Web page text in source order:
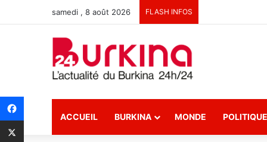
samedi , 8 août 2026 FLASH INFOS
ACCUEIL BURKINA MONDE POLITIQUE